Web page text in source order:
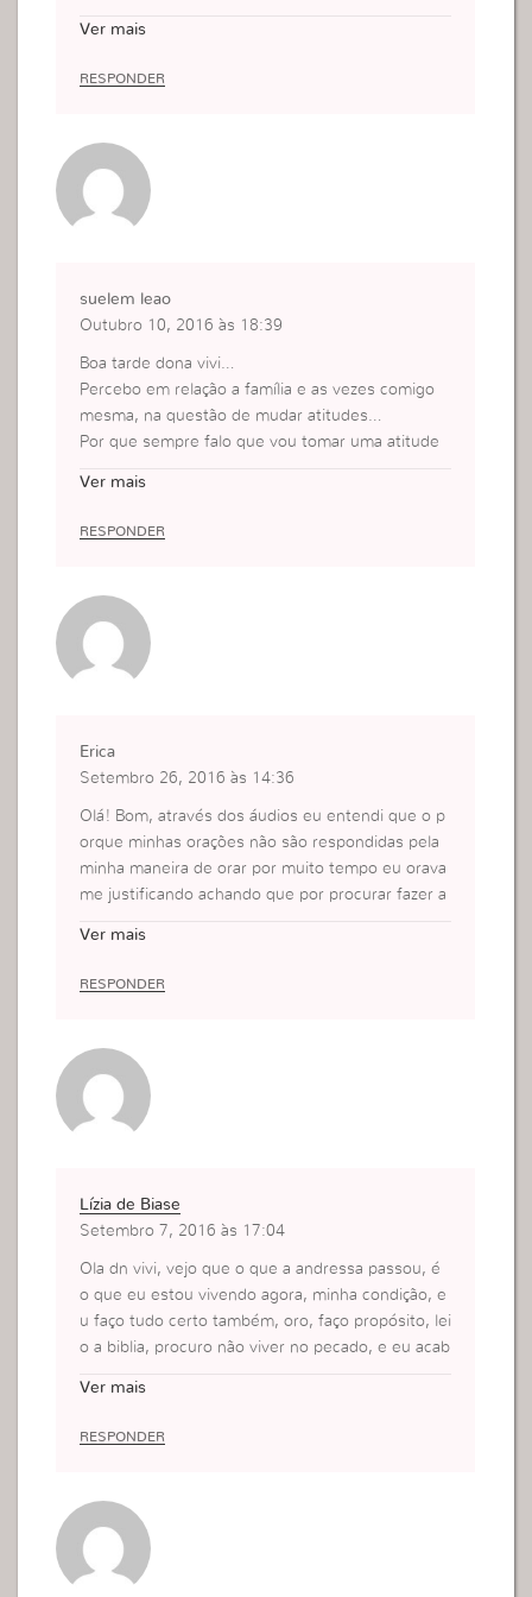
Ver mais
RESPONDER
suelem leao
Outubro 10, 2016 às 18:39
Boa tarde dona vivi…
Percebo em relação a família e as vezes comigo
mesma, na questão de mudar atitudes…
Por que sempre falo que vou tomar uma atitude
Ver mais
RESPONDER
Erica
Setembro 26, 2016 às 14:36
Olá! Bom, através dos áudios eu entendi que o p
orque minhas orações não são respondidas pela
minha maneira de orar por muito tempo eu orava
me justificando achando que por procurar fazer a
Ver mais
RESPONDER
Lízia de Biase
Setembro 7, 2016 às 17:04
Ola dn vivi, vejo que o que a andressa passou, é
o que eu estou vivendo agora, minha condição, e
u faço tudo certo também, oro, faço propósito, lei
o a biblia, procuro não viver no pecado, e eu acab
mim: Você ainda não se entregou totalmente” eu
fico comigo mesma, me perguntando, mas entre
gar o que? então, eu fico com medo sabe dn viv
i? medo de perder minha salvação, medo de perd
Ver mais
RESPONDER